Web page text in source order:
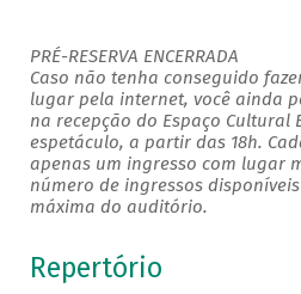
PRÉ-RESERVA ENCERRADA
Caso não tenha conseguido
lugar pela internet, você ainda
na recepção do Espaço Cultural
espetáculo, a partir das 18h.
apenas um ingresso com lugar
número de ingressos
máxima do auditório.
Repertório